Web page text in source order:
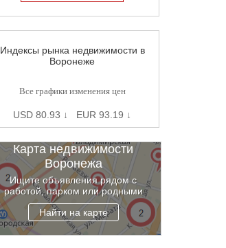
Индексы рынка недвижимости в
Воронеже
Все графики изменения цен
USD 80.93 ↓ EUR 93.19 ↓
Карта недвижимости
Воронежа
Ищите объявления рядом с
работой, парком или родными
Найти на карте